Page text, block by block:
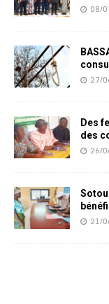
08/
27/
Des
des
26/
21/